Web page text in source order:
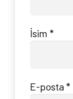
İletişim
İsim *
E-posta *